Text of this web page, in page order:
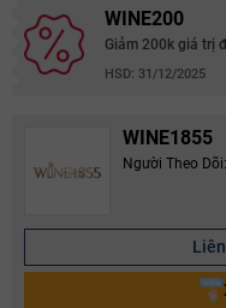
WINE200
Giảm 200k giá trị
HSD: 31/12/2025
WINE1855
Người Theo